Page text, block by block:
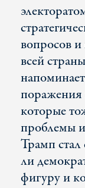
вопросов
всей
поражения
которые
проблемы
Трамп
ли
фигуру и